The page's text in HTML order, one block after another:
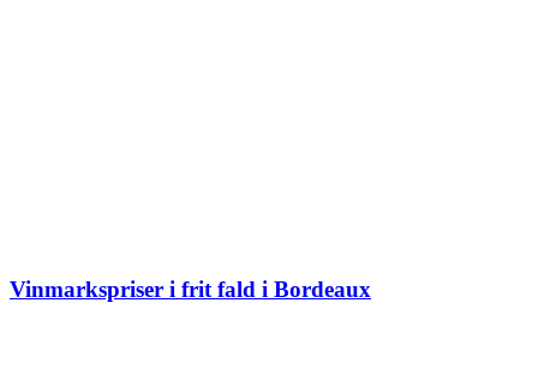
Vinmarkspriser i frit fald i Bordeaux